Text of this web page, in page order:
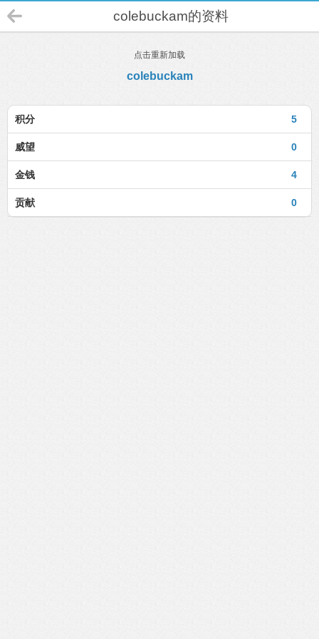
colebuckam的资料
点击重新加载
colebuckam
5
积分
0
威望
4
金钱
0
贡献